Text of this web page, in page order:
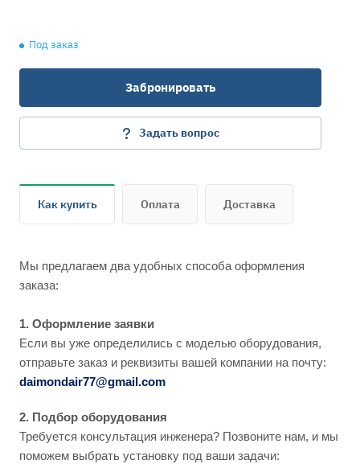
Под заказ
Забронировать
Задать вопрос
Как купить Оплата Доставка
Мы предлагаем два удобных способа оформления
заказа:
1. Оформление заявки
Если вы уже определились с моделью оборудования,
отправьте заказ и реквизиты вашей компании на почту:
daimondair77@gmail.com
2. Подбор оборудования
Требуется консультация инженера? Позвоните нам, и мы
поможем выбрать установку под ваши задачи: